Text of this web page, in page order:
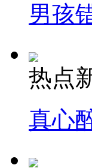
男孩
热点
真心